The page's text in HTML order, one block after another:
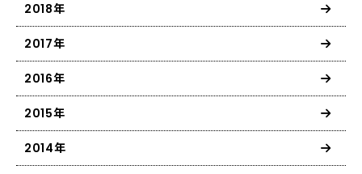
2018年
2017年
2016年
2015年
2014年